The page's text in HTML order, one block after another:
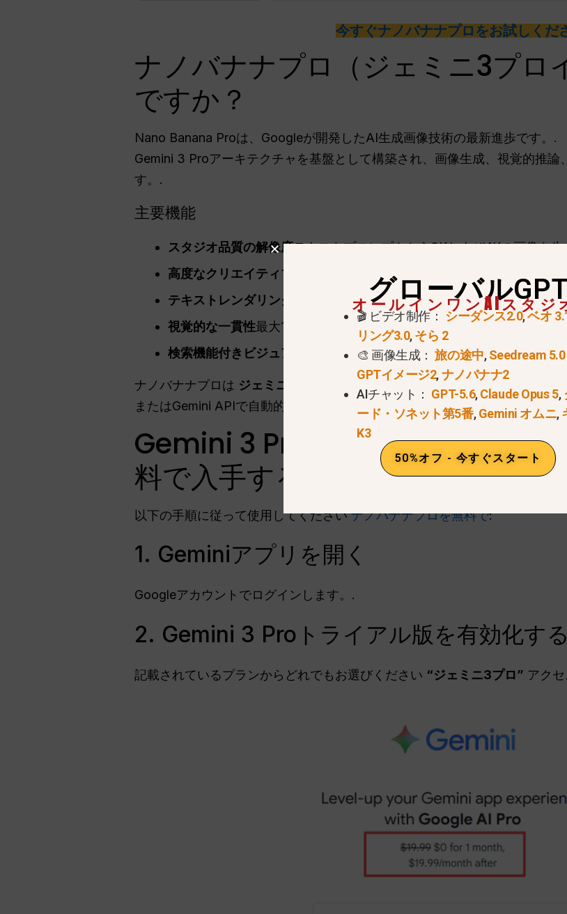
今すぐナノバナナプロをお試しくだ
ナノバナナプロ（ジェミニ3プロ
ですか？
Nano Banana Proは、Googleが開発したAI生成画像技術の最新進歩です。.
Gemini 3 Proアーキテクチャを基盤として構築され、画像生成、視覚的推論
す。.
主要機能
スタジオ品質の解像度テキストプロンプトから2Kおよび4Kの画像を生
高度なクリエイティブ制御
照明、カメラアングル、焦点、奥行きを調
テキストレンダリングエンジン
画像内のテキストを正確に多言語で生
視覚的な一貫性最大14枚までの入力画像を、文字スタイルを統一して
検索機能付きビジュアル
Google検索を統合し、根拠に基づいたイン
ナノバナナプロは ジェミニ3プロ エコシステム
, すべてのプレミアムユーザ
またはGemini APIで自動的にアクセスできます。.
Gemini 3 Proトライアルで
料で入手する方法
以下の手順に従って使用してくださいナノバナナプロを無料で:
1. Geminiアプリを開く
Googleアカウントでログインします。.
2. Gemini 3 Proトライアル版を有効化する
記載されているプランからどれでもお選びください “ジェミニ3プロ” アクセ
グローバル
オールインワンAIスタジ
🎬 ビデオ制作： シーダンス2.0,ベオ
リング3.0,そら 2
🎨 画像生成：旅の途中,Seedream
GPTイメージ2,ナノバナナ2
AIチャット： GPT-5.6,Claude Opus 5,
ード・ソネット第5番,Gemini オムニ,
K3
50%オフ - 今すぐスタート